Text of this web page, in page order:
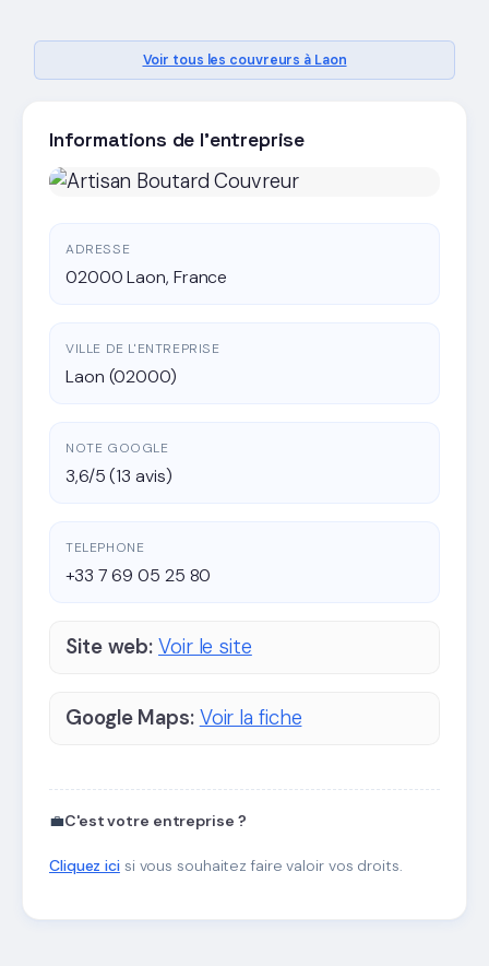
Voir tous les couvreurs à Laon
Informations de l'entreprise
ADRESSE
02000 Laon, France
VILLE DE L'ENTREPRISE
Laon (02000)
NOTE GOOGLE
3,6/5 (13 avis)
TELEPHONE
+33 7 69 05 25 80
Site web: Voir le site
Google Maps: Voir la fiche
💼C'est votre entreprise ?
Cliquez icisi vous souhaitez faire valoir vos droits.